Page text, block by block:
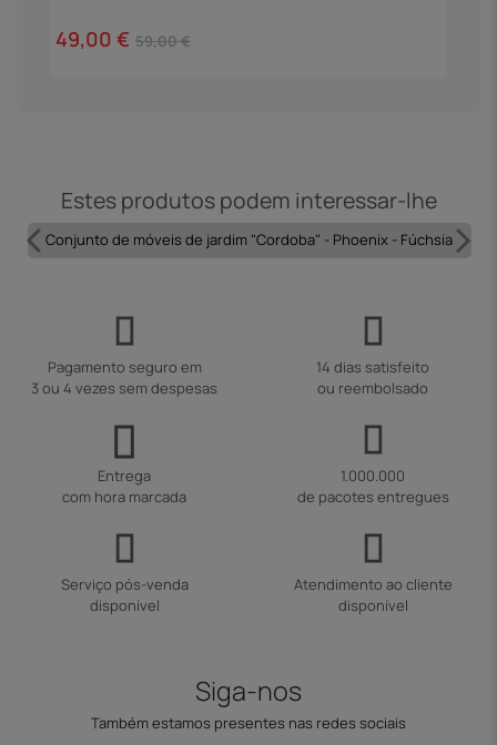
49,00 € 59,00 €
Estes produtos podem interessar-lhe
Conjunto de móveis de jardim "Cordoba" - Phoenix - Fúchsia
Pagamento seguro em
3 ou 4 vezes sem despesas
14 dias satisfeito
ou reembolsado
Entrega
com hora marcada
1.000.000
de pacotes entregues
Serviço pós-venda
disponível
Atendimento ao cliente
disponível
Siga-nos
Também estamos presentes nas redes sociais